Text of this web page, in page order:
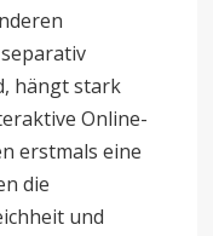
hängt stark
Online-
erstmals eine
die
und